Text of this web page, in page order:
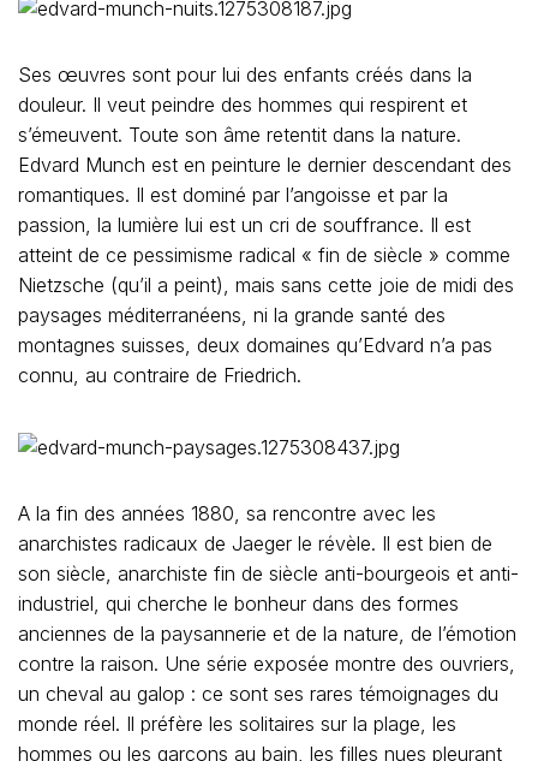
Ses œuvres sont pour lui des enfants créés dans la
douleur. Il veut peindre des hommes qui respirent et
s’émeuvent. Toute son âme retentit dans la nature.
Edvard Munch est en peinture le dernier descendant des
romantiques. Il est dominé par l’angoisse et par la
passion, la lumière lui est un cri de souffrance. Il est
atteint de ce pessimisme radical « fin de siècle » comme
Nietzsche (qu’il a peint), mais sans cette joie de midi des
paysages méditerranéens, ni la grande santé des
montagnes suisses, deux domaines qu’Edvard n’a pas
connu, au contraire de Friedrich.
A la fin des années 1880, sa rencontre avec les
anarchistes radicaux de Jaeger le révèle. Il est bien de
son siècle, anarchiste fin de siècle anti-bourgeois et anti-
industriel, qui cherche le bonheur dans des formes
anciennes de la paysannerie et de la nature, de l’émotion
contre la raison. Une série exposée montre des ouvriers,
un cheval au galop : ce sont ses rares témoignages du
monde réel. Il préfère les solitaires sur la plage, les
hommes ou les garçons au bain, les filles nues pleurant